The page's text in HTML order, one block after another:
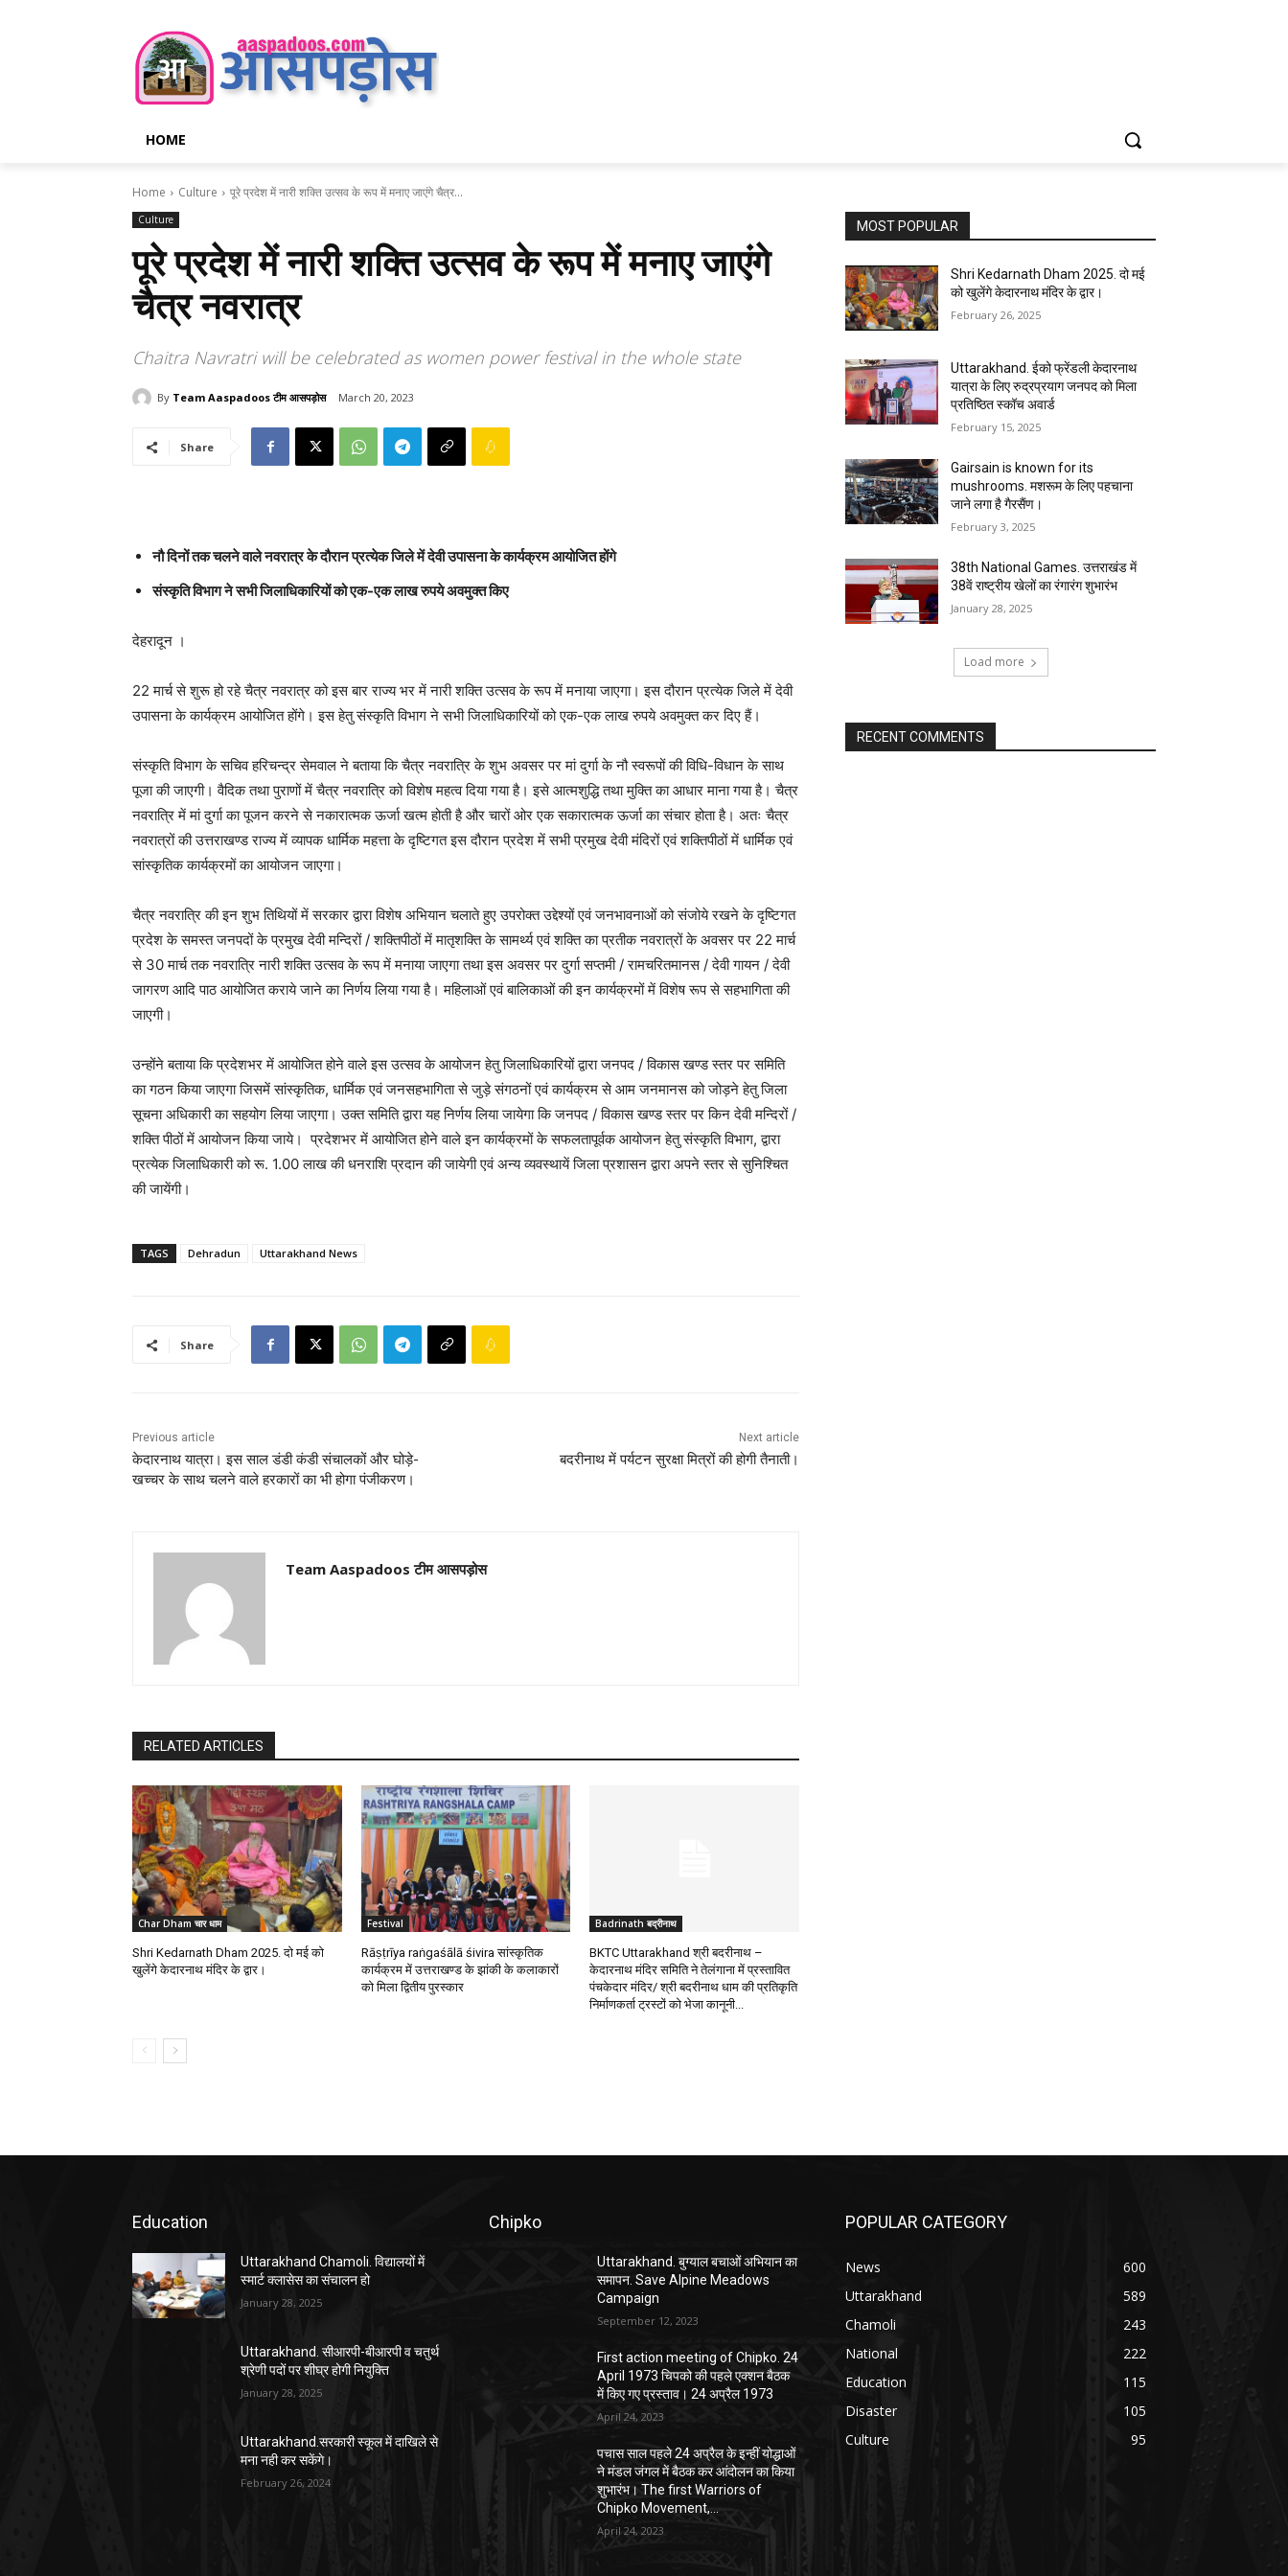
HOME
Home Culture पूरे प्रदेश में नारी शक्ति उत्सव के रूप में मनाए जाएंगे चैत्र...
Culture
पूरे प्रदेश में नारी शक्ति उत्सव के रूप में मनाए जाएंगे
चैत्र नवरात्र
Chaitra Navratri will be celebrated as women power festival in the whole state
By Team Aaspadoos टीम आसपड़ोस March 20, 2023
Share
नौ दिनों तक चलने वाले नवरात्र के दौरान प्रत्येक जिले में देवी उपासना के कार्यक्रम आयोजित होंगे
संस्कृति विभाग ने सभी जिलाधिकारियों को एक-एक लाख रुपये अवमुक्त किए
देहरादून ।
22 मार्च से शुरू हो रहे चैत्र नवरात्र को इस बार राज्य भर में नारी शक्ति उत्सव के रूप में मनाया जाएगा। इस दौरान प्रत्येक जिले में देवी
उपासना के कार्यक्रम आयोजित होंगे। इस हेतु संस्कृति विभाग ने सभी जिलाधिकारियों को एक-एक लाख रुपये अवमुक्त कर दिए हैं।
संस्कृति विभाग के सचिव हरिचन्द्र सेमवाल ने बताया कि चैत्र नवरात्रि के शुभ अवसर पर मां दुर्गा के नौ स्वरूपों की विधि-विधान के साथ
पूजा की जाएगी। वैदिक तथा पुराणों में चैत्र नवरात्रि को विशेष महत्व दिया गया है। इसे आत्मशुद्धि तथा मुक्ति का आधार माना गया है। चैत्र
नवरात्रि में मां दुर्गा का पूजन करने से नकारात्मक ऊर्जा खत्म होती है और चारों ओर एक सकारात्मक ऊर्जा का संचार होता है। अतः चैत्र
नवरात्रों की उत्तराखण्ड राज्य में व्यापक धार्मिक महत्ता के दृष्टिगत इस दौरान प्रदेश में सभी प्रमुख देवी मंदिरों एवं शक्तिपीठों में धार्मिक एवं
सांस्कृतिक कार्यक्रमों का आयोजन जाएगा।
चैत्र नवरात्रि की इन शुभ तिथियों में सरकार द्वारा विशेष अभियान चलाते हुए उपरोक्त उद्देश्यों एवं जनभावनाओं को संजोये रखने के दृष्टिगत
प्रदेश के समस्त जनपदों के प्रमुख देवी मन्दिरों / शक्तिपीठों में मातृशक्ति के सामर्थ्य एवं शक्ति का प्रतीक नवरात्रों के अवसर पर 22 मार्च
से 30 मार्च तक नवरात्रि नारी शक्ति उत्सव के रूप में मनाया जाएगा तथा इस अवसर पर दुर्गा सप्तमी / रामचरितमानस / देवी गायन / देवी
जागरण आदि पाठ आयोजित कराये जाने का निर्णय लिया गया है। महिलाओं एवं बालिकाओं की इन कार्यक्रमों में विशेष रूप से सहभागिता की
जाएगी।
उन्होंने बताया कि प्रदेशभर में आयोजित होने वाले इस उत्सव के आयोजन हेतु जिलाधिकारियों द्वारा जनपद / विकास खण्ड स्तर पर समिति
का गठन किया जाएगा जिसमें सांस्कृतिक, धार्मिक एवं जनसहभागिता से जुड़े संगठनों एवं कार्यक्रम से आम जनमानस को जोड़ने हेतु जिला
सूचना अधिकारी का सहयोग लिया जाएगा। उक्त समिति द्वारा यह निर्णय लिया जायेगा कि जनपद / विकास खण्ड स्तर पर किन देवी मन्दिरों /
शक्ति पीठों में आयोजन किया जाये। प्रदेशभर में आयोजित होने वाले इन कार्यक्रमों के सफलतापूर्वक आयोजन हेतु संस्कृति विभाग, द्वारा
प्रत्येक जिलाधिकारी को रू. 1.00 लाख की धनराशि प्रदान की जायेगी एवं अन्य व्यवस्थायें जिला प्रशासन द्वारा अपने स्तर से सुनिश्चित
की जायेंगी।
TAGS Dehradun Uttarakhand News
Share
Previous article
केदारनाथ यात्रा। इस साल डंडी कंडी संचालकों और घोड़े-
खच्चर के साथ चलने वाले हरकारों का भी होगा पंजीकरण।
Next article
बदरीनाथ में पर्यटन सुरक्षा मित्रों की होगी तैनाती।
Team Aaspadoos टीम आसपड़ोस
RELATED ARTICLES
Char Dham चार धाम
Shri Kedarnath Dham 2025. दो मई को
खुलेंगे केदारनाथ मंदिर के द्वार।
Festival
Rāṣṭrīya raṅgaśālā śivira सांस्कृतिक
कार्यक्रम में उत्तराखण्ड के झांकी के कलाकारों
को मिला द्वितीय पुरस्कार
Badrinath बद्रीनाथ
BKTC Uttarakhand श्री बदरीनाथ –
केदारनाथ मंदिर समिति ने तेलंगाना में प्रस्तावित
पंचकेदार मंदिर/ श्री बदरीनाथ धाम की प्रतिकृति
निर्माणकर्ता ट्रस्टों को भेजा कानूनी...
MOST POPULAR
Shri Kedarnath Dham 2025. दो मई
को खुलेंगे केदारनाथ मंदिर के द्वार।
February 26, 2025
Uttarakhand. ईको फ्रेंडली केदारनाथ
यात्रा के लिए रुद्रप्रयाग जनपद को मिला
प्रतिष्ठित स्कॉच अवार्ड
February 15, 2025
Gairsain is known for its
mushrooms. मशरूम के लिए पहचाना
जाने लगा है गैरसैंण।
February 3, 2025
38th National Games. उत्तराखंड में
38वें राष्ट्रीय खेलों का रंगारंग शुभारंभ
January 28, 2025
Load more
RECENT COMMENTS
Education
Uttarakhand Chamoli. विद्यालयों में
स्मार्ट क्लासेस का संचालन हो
January 28, 2025
Uttarakhand. सीआरपी-बीआरपी व चतुर्थ
श्रेणी पदों पर शीघ्र होगी नियुक्ति
January 28, 2025
Uttarakhand.सरकारी स्कूल में दाखिले से
मना नही कर सकेंगे।
February 26, 2024
Chipko
Uttarakhand. बुग्याल बचाओं अभियान का
समापन. Save Alpine Meadows
Campaign
September 12, 2023
First action meeting of Chipko. 24
April 1973 चिपको की पहले एक्शन बैठक
में किए गए प्रस्ताव। 24 अप्रैल 1973
April 24, 2023
पचास साल पहले 24 अप्रैल के इन्हीं योद्धाओं
ने मंडल जंगल में बैठक कर आंदोलन का किया
शुभारंभ। The first Warriors of
Chipko Movement,...
April 24, 2023
POPULAR CATEGORY
News
600
Uttarakhand
589
Chamoli
243
National
222
Education
115
Disaster
105
Culture
95